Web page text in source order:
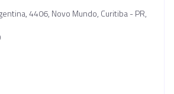
4406, Novo Mundo, Curitiba - PR,